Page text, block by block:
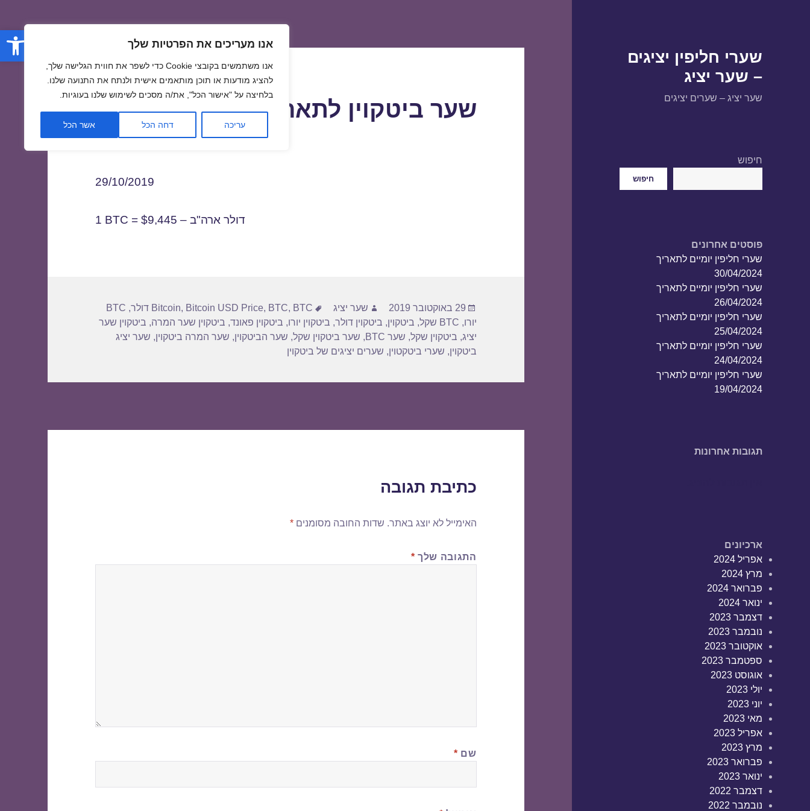
פתח אנו מעריכים את הפרטיות שלך
אנו משתמשים בקובצי Cookie כדי לשפר את חווית הגלישה שלך,
להציג מודעות או תוכן מותאמים אישית ולנתח את התנועה שלנו.
בלחיצה על "אישור הכל", את/ה מסכים לשימוש שלנו בעוגיות.
עריכה דחה הכל אשר הכל
שערי חליפין יציגים
– שער יציג
שער יציג – שערים יציגים
חיפוש
חיפוש
פוסטים אחרונים
שערי חליפין יומיים לתאריך
30/04/2024
שערי חליפין יומיים לתאריך
26/04/2024
שערי חליפין יומיים לתאריך
25/04/2024
שערי חליפין יומיים לתאריך
24/04/2024
שערי חליפין יומיים לתאריך
19/04/2024
תגובות אחרונות
ארכיונים
אפריל 2024
מרץ 2024
פברואר 2024
ינואר 2024
דצמבר 2023
נובמבר 2023
אוקטובר 2023
ספטמבר 2023
אוגוסט 2023
יולי 2023
יוני 2023
מאי 2023
אפריל 2023
מרץ 2023
פברואר 2023
ינואר 2023
דצמבר 2022
נובמבר 2022
שער ביטקוין לתאריך 29/10/2019
29/10/2019
1 BTC = $9,445 – דולר ארה"ב
פורסם
בתאריך
29 באוקטובר 2019 מחבר
שער יציג תגיות Bitcoin, Bitcoin USD Price, BTC, BTC דולר ,
BTC
יורו, BTC שקל , ביטקוין, ביטקוין דולר, ביטקוין יורו, ביטקוין פאונד, ביטקוין שער המרה, ביטקוין שער
יציג, ביטקוין שקל, שער BTC , שער ביטקוין שקל, שער הביטקוין, שער המרה ביטקוין, שער יציג
ביטקוין, שערי ביטקטוין, שערים יציגים של ביטקוין
כתיבת תגובה
האימייל לא יוצג באתר. שדות החובה מסומנים*
התגובה שלך *
שם *